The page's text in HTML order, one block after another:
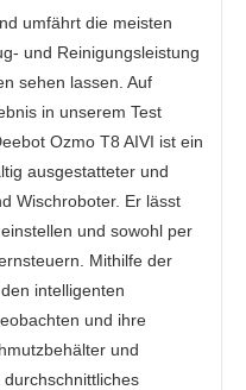
umfährt die meisten
und Reinigungsleistung
sehen lassen. Auf
in unserem Test
Ozmo T8 AIVI ist ein
ausgestatteter und
Wischroboter. Er lässt
und sowohl per
Mithilfe der
intelligenten
und ihre
und